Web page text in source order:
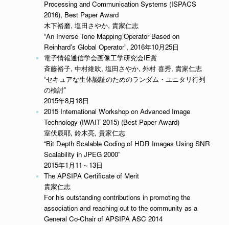
Processing and Communication Systems (ISPACS
2016), Best Paper Award
木下裕磨, 塩田さやか, 貴家仁志
“An Inverse Tone Mapping Operator Based on
Reinhard’s Global Operator”, 2016年10月25日
電子情報通信学会画像工学研究会IE賞
斉藤裕子, 中村維吹, 塩田さやか, 外村 喜秀, 貴家仁志
“セキュアな生体認証のためのランダム・ユニタリ行列
の検討”
2015年8月18日
2015 International Workshop on Advanced Image
Technology (IWAIT 2015) (Best Paper Award)
室伏辰耶, 鈴木亮, 貴家仁志
“Bit Depth Scalable Coding of HDR Images Using SNR
Scalability in JPEG 2000”
2015年1月11～13日
The APSIPA Certificate of Merit
貴家仁志
For his outstanding contributions in promoting the
association and reaching out to the community as a
General Co-Chair of APSIPA ASC 2014